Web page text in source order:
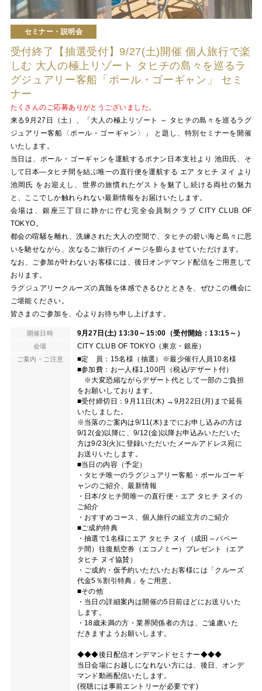
セミナー・説明会
受付終了【抽選受付】9/27(土)開催 個人旅行で楽
しむ 大人の極上リゾート タヒチの島々を巡るラ
グジュアリー客船「ポール・ゴーギャン」 セミ
ナー
たくさんのご応募ありがとうございました。
来る9月27日（土）、「大人の極上リゾート ～ タヒチの島々を巡るラグ
ジュアリー客船〈ポール・ゴーギャン〉」 と題し、特別セミナーを開催
いたします。
当日は、ポール・ゴーギャンを運航するポナン日本支社より 池田氏、そ
して日本—タヒチ間を結ぶ唯一の直行便を運航する エア タヒチ ヌイ より
池岡氏 をお迎えし、世界の旅慣れたゲストを魅了し続ける両社の魅力
と、ここでしか触れられない最新情報をお届けいたします。
会場は、銀座三丁目に静かに佇む完全会員制クラブ CITY CLUB OF
TOKYO。
都会の喧騒を離れ、洗練された大人の空間で、タヒチの碧い海と島々に思
いを馳せながら、次なるご旅行のイメージを膨らませていただけます。
なお、ご参加が叶わないお客様には、後日オンデマンド配信をご用意して
おります。
ラグジュアリークルーズの真髄を体感できるひとときを、ぜひこの機会に
ご堪能ください。
皆さまのご参加を、心よりお待ち申し上げます。
開催日時 9月27日(土) 13:30～15:00（受付開始：13:15～）
会場 CITY CLUB OF TOKYO（東京・銀座）
ご案内・ご注意
■定 員：15名様（抽選）※最少催行人員10名様
■参加費：お一人様1,100円（税込/デザート付）
※大変恐縮ながらデザート代として一部のご負担
をお願いしております。
■受付締切日：9月11日(木) →9月22日(月)まで延長
いたしました。
※当落のご案内は9/11(木)までにお申し込みの方は
9/12(金)以降に、9/12(金)以降お申込みいただいた
方は9/23(火)に登録いただいたメールアドレス宛に
お送りいたします。
■当日の内容（予定）
・タヒチ唯一のラグジュアリー客船・ポールゴーギ
ャンのご紹介、最新情報
・日本/タヒチ間唯一の直行便・エア タヒチ ヌイの
ご紹介
・おすすめコース、個人旅行の組立方のご紹介
■ご成約特典
・抽選で1名様にエア タヒチ ヌイ（成田⇔パペー
テ間）往復航空券（エコノミー）プレゼント（エア
タヒチ ヌイ協賛）
・ご成約・仮予約いただいたお客様には「クルーズ
代金5％割引特典」をご用意。
■その他
・当日の詳細案内は開催の5日前ほどにお送りいた
します。
・18歳未満の方・業界関係者の方は、ご遠慮いた
だきますようお願いします。
◆◆◆後日配信オンデマンドセミナー◆◆◆
当日会場にお越しになれない方には、後日、オンデ
マンド動画配信いたします。
(視聴には事前エントリーが必要です)